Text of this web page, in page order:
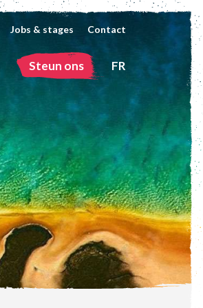
Jobs & stages Contact
Steun ons FR